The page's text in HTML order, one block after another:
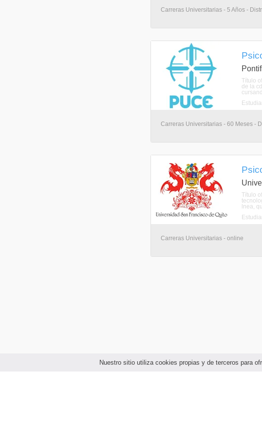
Nuestro sitio utiliza cookies propias y de terceros para
Carreras Universitarias - 5 Años -
Título
de la
Carreras Universitarias - 60 Meses -
Título
lnea,
Carreras Universitarias - online